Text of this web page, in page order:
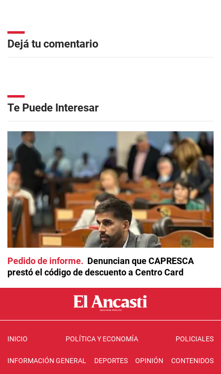
Dejá tu comentario
Te Puede Interesar
Pedido de informe
Denuncian que CAPRESCA
prestó el código de descuento a Centro Card
INICIO POLÍTICA Y ECONOMÍA POLICIALES
INFORMACIÓN GENERAL DEPORTES OPINIÓN CONTENIDOS